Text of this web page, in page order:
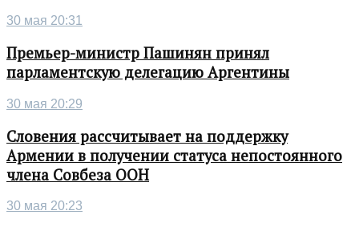
30 мая 20:31
Премьер-министр Пашинян принял
парламентскую делегацию Аргентины
30 мая 20:29
Словения рассчитывает на поддержку
Армении в получении статуса непостоянного
члена Совбеза ООН
30 мая 20:23